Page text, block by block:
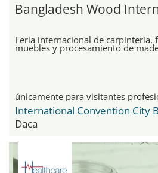
Bangladesh Wood
Feria internacional de carpintería,
muebles y procesamiento de
únicamente para visitantes
Daca